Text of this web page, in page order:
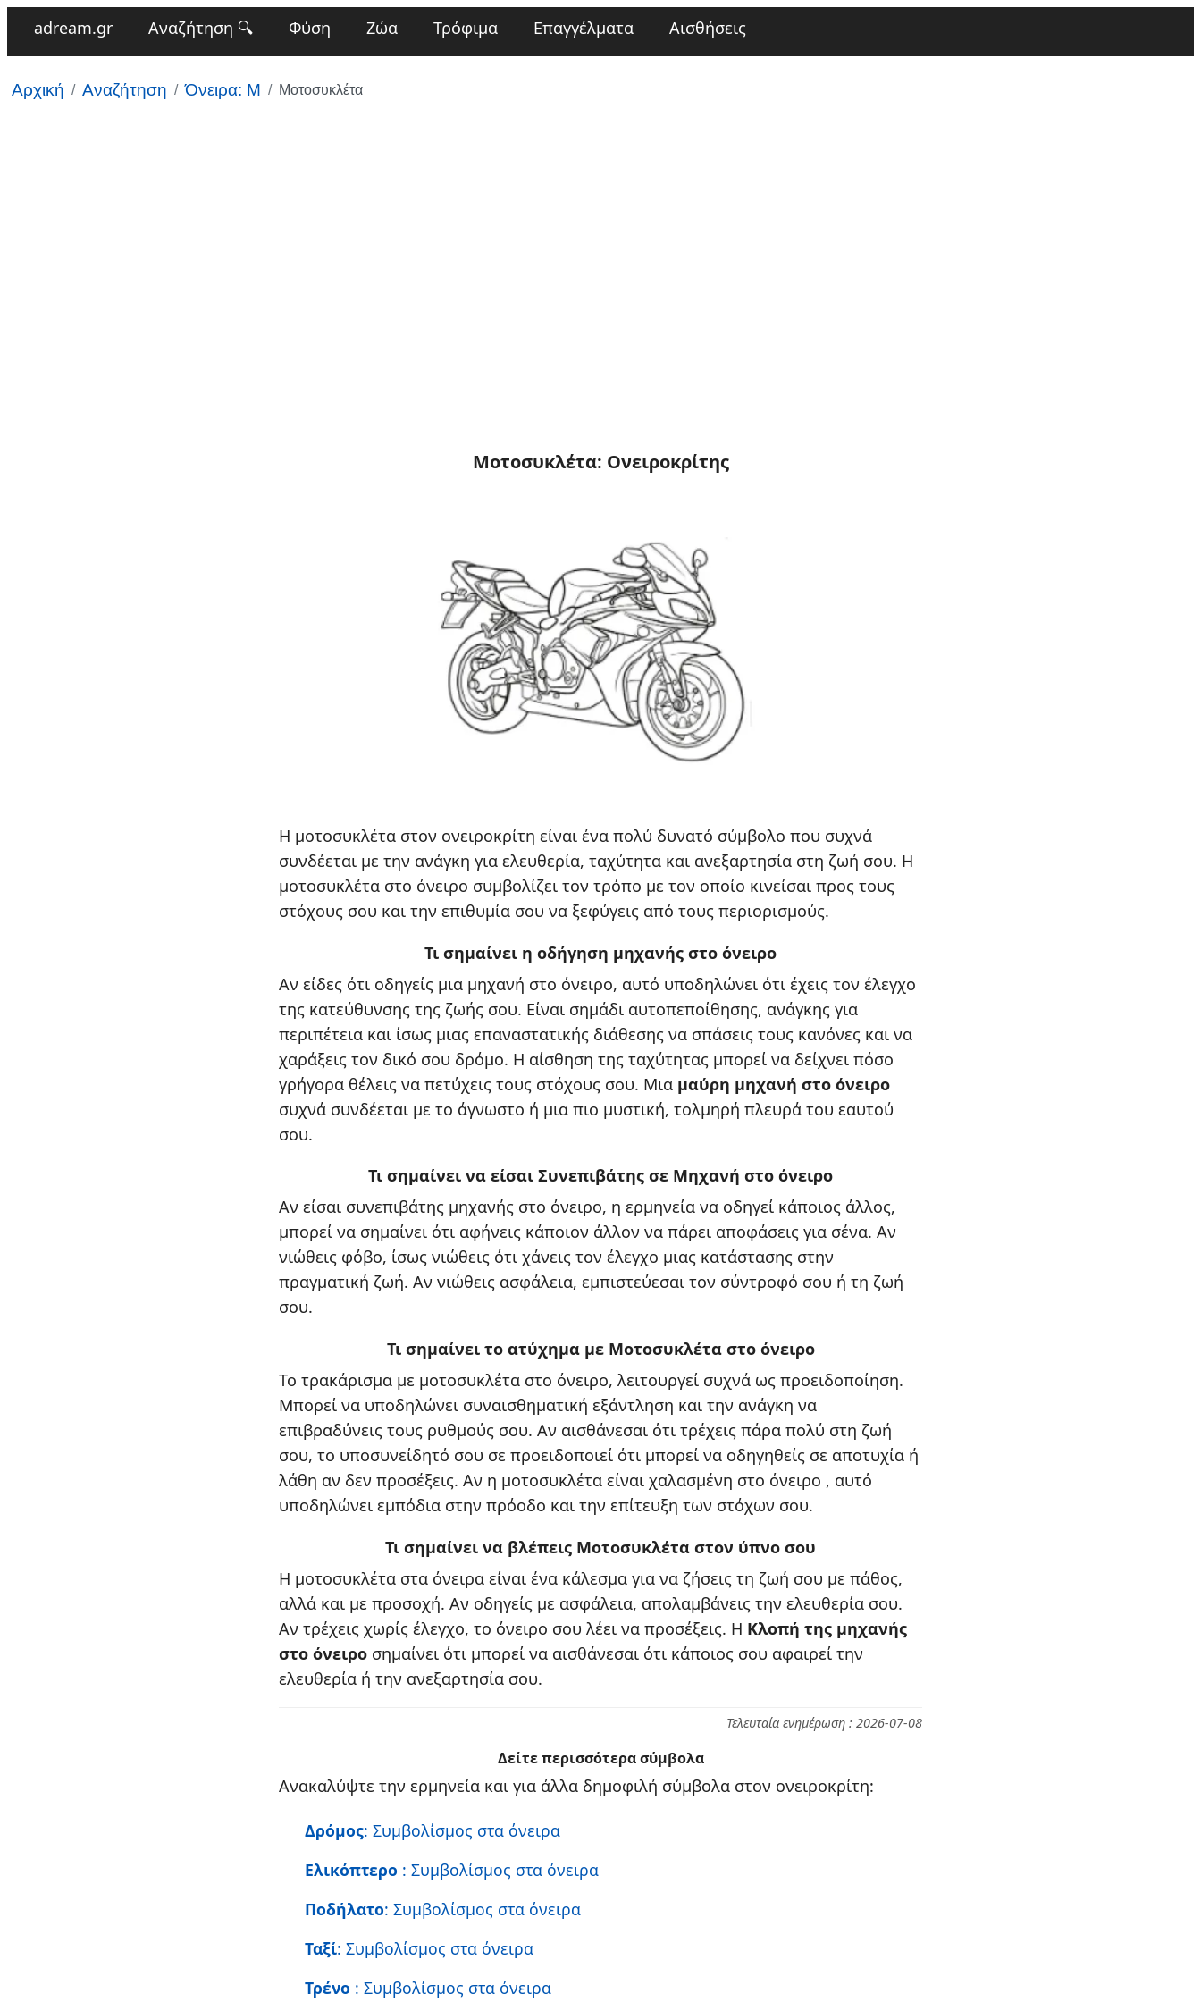
adream.gr Αναζήτηση 🔍 Φύση Ζώα Τρόφιμα Επαγγέλματα Αισθήσεις
Αρχική Αναζήτηση Όνειρα: Μ Μοτοσυκλέτα
Μοτοσυκλέτα: Ονειροκρίτης
Η μοτοσυκλέτα στον ονειροκρίτη είναι ένα πολύ δυνατό σύμβολο που συχνά
συνδέεται με την ανάγκη για ελευθερία, ταχύτητα και ανεξαρτησία στη ζωή σου. Η
μοτοσυκλέτα στο όνειρο συμβολίζει τον τρόπο με τον οποίο κινείσαι προς τους
στόχους σου και την επιθυμία σου να ξεφύγεις από τους περιορισμούς.
Τι σημαίνει η οδήγηση μηχανής στο όνειρο
Αν είδες ότι οδηγείς μια μηχανή στο όνειρο, αυτό υποδηλώνει ότι έχεις τον έλεγχο
της κατεύθυνσης της ζωής σου. Είναι σημάδι αυτοπεποίθησης, ανάγκης για
περιπέτεια και ίσως μιας επαναστατικής διάθεσης να σπάσεις τους κανόνες και να
χαράξεις τον δικό σου δρόμο. Η αίσθηση της ταχύτητας μπορεί να δείχνει πόσο
γρήγορα θέλεις να πετύχεις τους στόχους σου. Μια μαύρη μηχανή στο όνειρο
συχνά συνδέεται με το άγνωστο ή μια πιο μυστική, τολμηρή πλευρά του εαυτού
σου.
Τι σημαίνει να είσαι Συνεπιβάτης σε Μηχανή στο όνειρο
Αν είσαι συνεπιβάτης μηχανής στο όνειρο, η ερμηνεία να οδηγεί κάποιος άλλος,
μπορεί να σημαίνει ότι αφήνεις κάποιον άλλον να πάρει αποφάσεις για σένα. Αν
νιώθεις φόβο, ίσως νιώθεις ότι χάνεις τον έλεγχο μιας κατάστασης στην
πραγματική ζωή. Αν νιώθεις ασφάλεια, εμπιστεύεσαι τον σύντροφό σου ή τη ζωή
σου.
Τι σημαίνει το ατύχημα με Μοτοσυκλέτα στο όνειρο
Το τρακάρισμα με μοτοσυκλέτα στο όνειρο, λειτουργεί συχνά ως προειδοποίηση.
Μπορεί να υποδηλώνει συναισθηματική εξάντληση και την ανάγκη να
επιβραδύνεις τους ρυθμούς σου. Αν αισθάνεσαι ότι τρέχεις πάρα πολύ στη ζωή
σου, το υποσυνείδητό σου σε προειδοποιεί ότι μπορεί να οδηγηθείς σε αποτυχία ή
λάθη αν δεν προσέξεις. Αν η μοτοσυκλέτα είναι χαλασμένη στο όνειρο , αυτό
υποδηλώνει εμπόδια στην πρόοδο και την επίτευξη των στόχων σου.
Τι σημαίνει να βλέπεις Μοτοσυκλέτα στον ύπνο σου
Η μοτοσυκλέτα στα όνειρα είναι ένα κάλεσμα για να ζήσεις τη ζωή σου με πάθος,
αλλά και με προσοχή. Αν οδηγείς με ασφάλεια, απολαμβάνεις την ελευθερία σου.
Αν τρέχεις χωρίς έλεγχο, το όνειρο σου λέει να προσέξεις. Η Κλοπή της μηχανής
στο όνειρο σημαίνει ότι μπορεί να αισθάνεσαι ότι κάποιος σου αφαιρεί την
ελευθερία ή την ανεξαρτησία σου.
Τελευταία ενημέρωση : 2026-07-08
Δείτε περισσότερα σύμβολα
Ανακαλύψτε την ερμηνεία και για άλλα δημοφιλή σύμβολα στον ονειροκρίτη:
Δρόμος: Συμβολίσμος στα όνειρα
Ελικόπτερο : Συμβολίσμος στα όνειρα
Ποδήλατο: Συμβολίσμος στα όνειρα
Ταξί: Συμβολίσμος στα όνειρα
Τρένο : Συμβολίσμος στα όνειρα